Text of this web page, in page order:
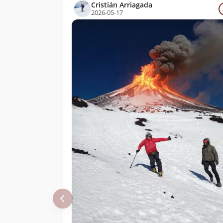
15/04/22
Cristián Arriagada
Muñoz Román
Gabriel Ignacio
Gonzalez Arias
Cristian Pérez
01/02/22 Cristian Urrutia
18/01/22 Nicolás Arrieta
18/01/22 Nicolás Arrieta
30/12/21
Terraventura
Outdoor
01/11/21
Marcelo
Quilaman
01/11/21
Cristián Arriagada
Cristián Arriagada
2026-05-17